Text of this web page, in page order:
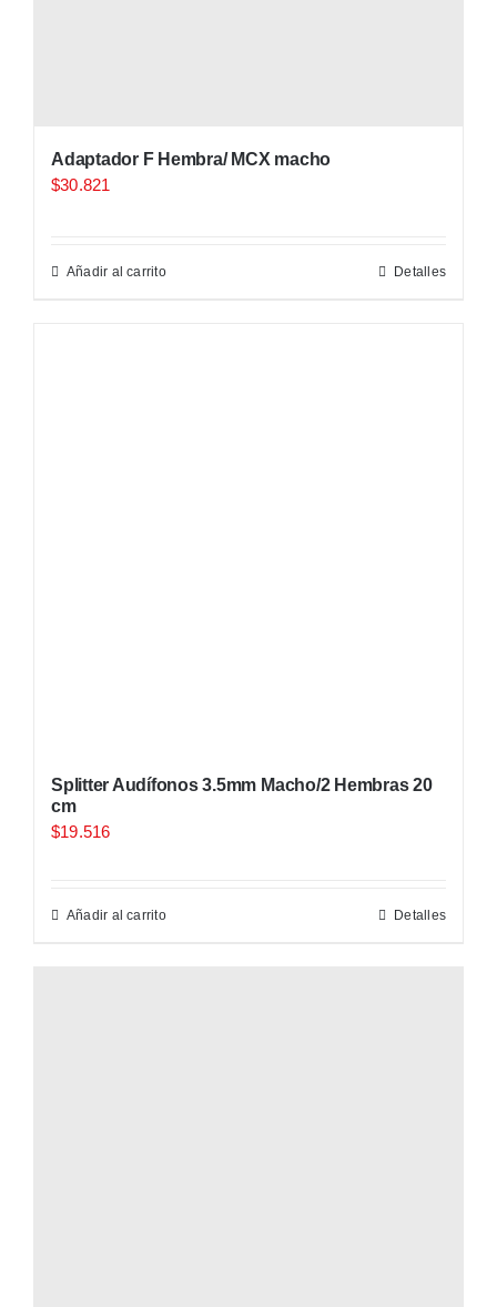
Adaptador F Hembra/ MCX macho
$30.821
Añadir al carrito Detalles
Splitter Audífonos 3.5mm Macho/2 Hembras 20
cm
$19.516
Añadir al carrito Detalles